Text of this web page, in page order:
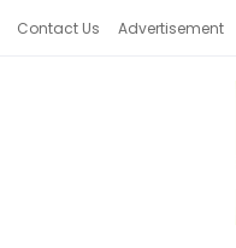
Contact Us Advertisement